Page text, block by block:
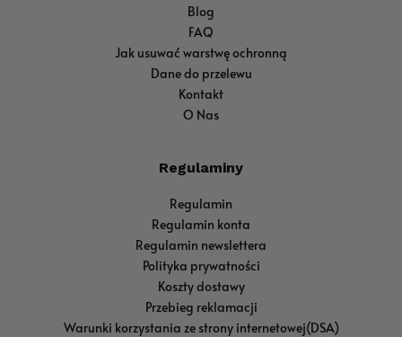
Blog
FAQ
Jak usuwać warstwę ochronną
Dane do przelewu
Kontakt
O Nas
Regulaminy
Regulamin
Regulamin konta
Regulamin newslettera
Polityka prywatności
Koszty dostawy
Przebieg reklamacji
Warunki korzystania ze strony internetowej(DSA)